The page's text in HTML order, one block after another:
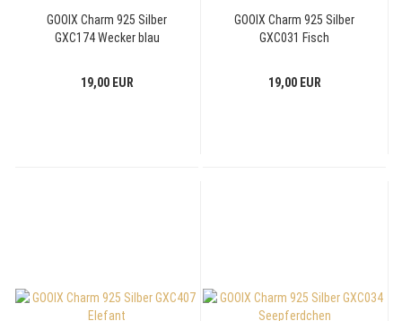
GOOIX Charm 925 Silber
GXC174 Wecker blau
19,00 EUR
GOOIX Charm 925 Silber
GXC031 Fisch
19,00 EUR